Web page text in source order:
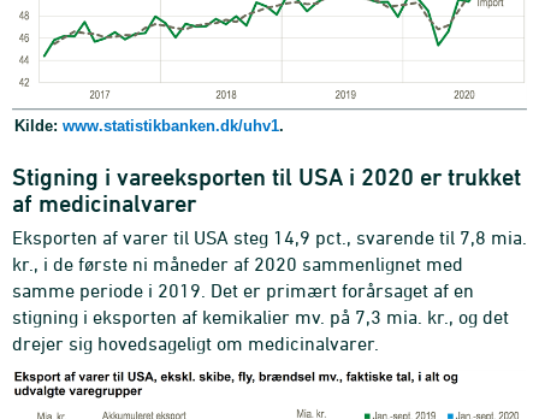
Kilde: www.statistikbanken.dk/uhv1.
Stigning i vareeksporten til USA i 2020 er trukket
af medicinalvarer
Eksporten af varer til USA steg 14,9 pct., svarende til 7,8 mia.
kr., i de første ni måneder af 2020 sammenlignet med
samme periode i 2019. Det er primært forårsaget af en
stigning i eksporten af kemikalier mv. på 7,3 mia. kr., og det
drejer sig hovedsageligt om medicinalvarer.